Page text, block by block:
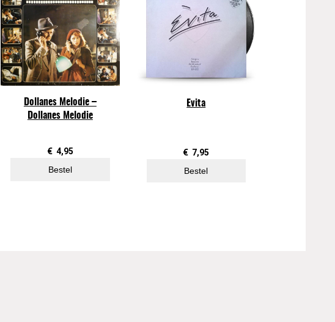
M
o
v
e
S
Dollanes Melodie –
Dollanes Melodie
€ 4,95
Bestel
Evita
€ 7,95
Bestel